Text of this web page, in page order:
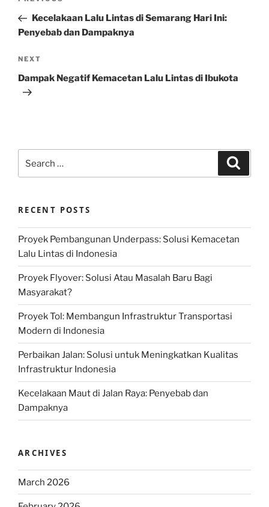
PostKecelakaan Lalu Lintas di Semarang Hari Ini:
Penyebab dan Dampaknya
Next
Post
NEXT
Dampak Negatif Kemacetan Lalu Lintas di Ibukota
for:
RECENT POSTS
Proyek Pembangunan Underpass: Solusi Kemacetan
Lalu Lintas di Indonesia
Proyek Flyover: Solusi Atau Masalah Baru Bagi
Masyarakat?
Proyek Tol: Membangun Infrastruktur Transportasi
Modern di Indonesia
Perbaikan Jalan: Solusi untuk Meningkatkan Kualitas
Infrastruktur Indonesia
Kecelakaan Maut di Jalan Raya: Penyebab dan
Dampaknya
ARCHIVES
March 2026